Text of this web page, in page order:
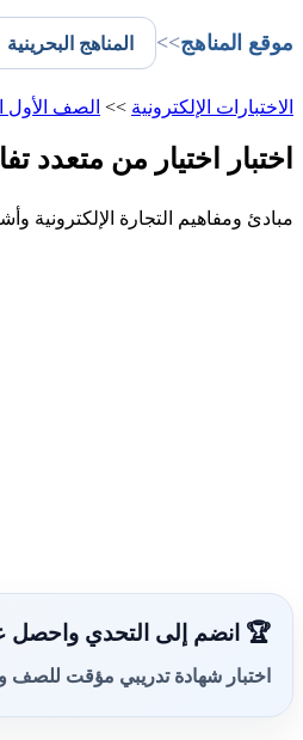
موقع المناهج>>
الاختبارات الإلكترونية >> الصف الأول
اختبار اختيار من متعدد
مبادئ ومفاهيم التجارة الإلكترونية
🏆 انضم إلى التحدي واحصل
اختبار شهادة تدريبي مؤقت للصف